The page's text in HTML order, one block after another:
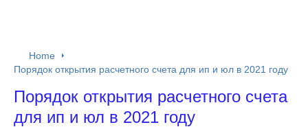
Home
Порядок открытия расчетного счета для ип и юл в 2021 году
Порядок открытия расчетного счета
для ип и юл в 2021 году